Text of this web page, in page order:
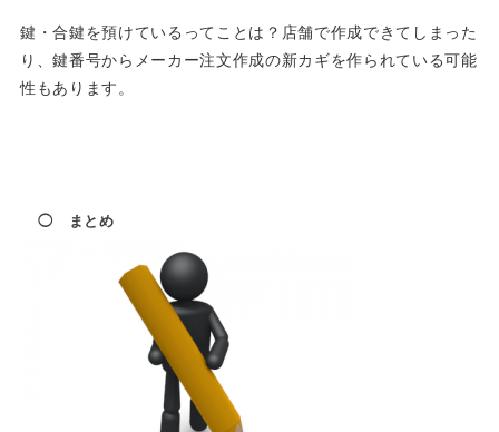
鍵・合鍵を預けているってことは？店舗で作成できてしまった
り、鍵番号からメーカー注文作成の新カギを作られている可能
性もあります。
◯ まとめ